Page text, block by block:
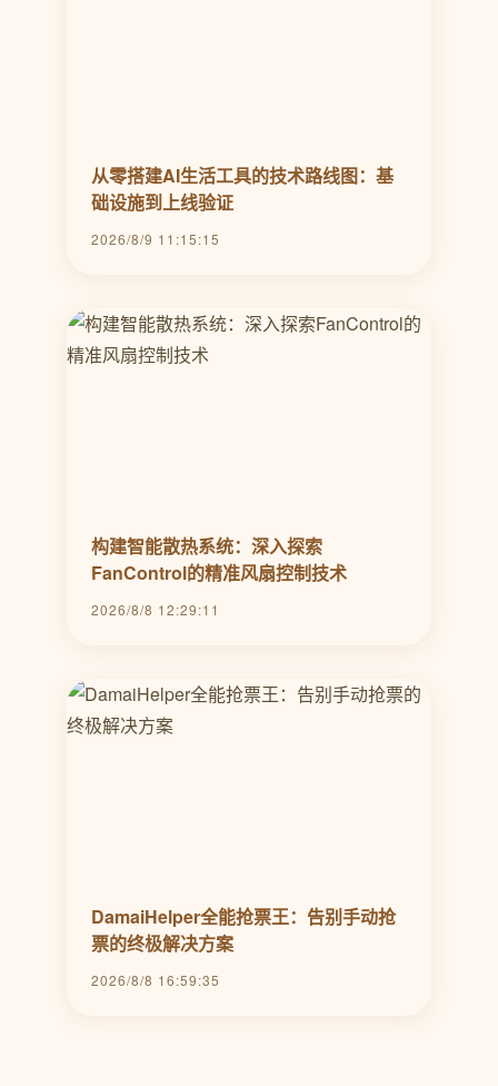
从零搭建AI生活工具的技术路线图：基
础设施到上线验证
2026/8/9 11:15:15
构建智能散热系统：深入探索
FanControl的精准风扇控制技术
2026/8/8 12:29:11
DamaiHelper全能抢票王：告别手动抢
票的终极解决方案
2026/8/8 16:59:35